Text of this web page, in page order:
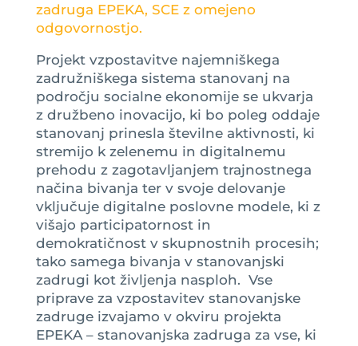
zadruga EPEKA, SCE z omejeno
odgovornostjo.
Projekt vzpostavitve najemniškega
zadružniškega sistema stanovanj na
področju socialne ekonomije se ukvarja
z družbeno inovacijo, ki bo poleg oddaje
stanovanj prinesla številne aktivnosti, ki
stremijo k zelenemu in digitalnemu
prehodu z zagotavljanjem trajnostnega
načina bivanja ter v svoje delovanje
vključuje digitalne poslovne modele, ki z
višajo participatornost in
demokratičnost v skupnostnih procesih;
tako samega bivanja v stanovanjski
zadrugi kot življenja nasploh. Vse
priprave za vzpostavitev stanovanjske
zadruge izvajamo v okviru projekta
EPEKA – stanovanjska zadruga za vse, ki